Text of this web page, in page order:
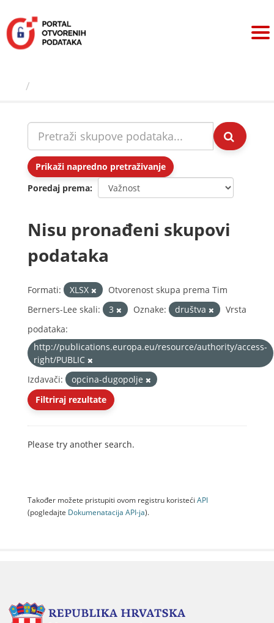
sadržaj
Prikaži napredno pretraživanje
Poredaj prema
Nisu pronađeni skupovi
podataka
Formati: XLSX
Otvorenost skupa prema Tim
Berners-Lee skali:
3 Oznake: društva
Vrsta
podataka:
http://publications.europa.eu/resource/authority/access-
right/PUBLIC
Izdavači:
opcina-dugopolje
Filtriraj rezultate
Please try another search.
Također možete pristupiti ovom registru koristeći API
(pogledajte Dokumenаtаcijа API-jа).